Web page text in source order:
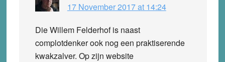
17 November 2017 at 14:24
Die Willem Felderhof is naast
complotdenker ook nog een praktiserende
kwakzalver. Op zijn website